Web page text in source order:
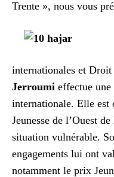
Trente », nous vous
internationales et
Jerroumi effectue
internationale. Elle est
Jeunesse de l’Ouest
situation vulnérable.
engagements lui ont
notamment le prix